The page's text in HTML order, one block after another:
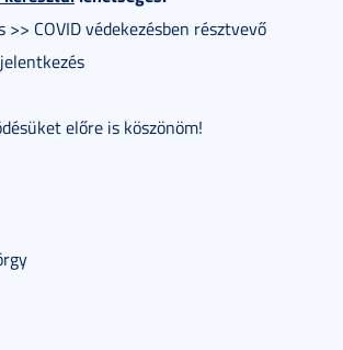
>> COVID védekezésben résztvevő
előre is köszönöm!